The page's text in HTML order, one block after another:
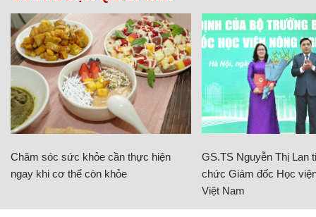
Chăm sóc sức khỏe cần thực hiện
ngay khi cơ thể còn khỏe
GS.TS Nguyễn Thị Lan
chức Giám đốc Học
Việt Nam